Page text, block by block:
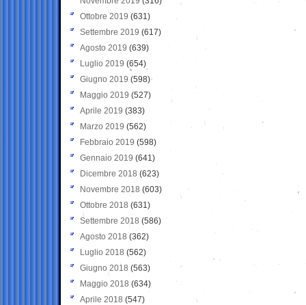
Ottobre 2019 (631)
Settembre 2019 (617)
Agosto 2019 (639)
Luglio 2019 (654)
Giugno 2019 (598)
Maggio 2019 (527)
Aprile 2019 (383)
Marzo 2019 (562)
Febbraio 2019 (598)
Gennaio 2019 (641)
Dicembre 2018 (623)
Novembre 2018 (603)
Ottobre 2018 (631)
Settembre 2018 (586)
Agosto 2018 (362)
Luglio 2018 (562)
Giugno 2018 (563)
Maggio 2018 (634)
Aprile 2018 (547)